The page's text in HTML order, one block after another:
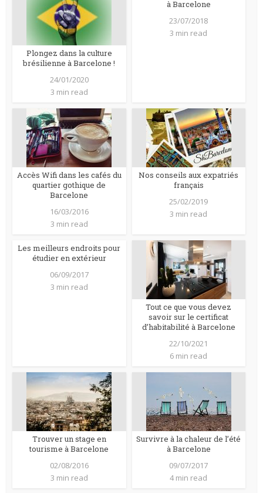
Plongez dans la culture
brésilienne à Barcelone !
24/01/2020
3 min read
à Barcelone
23/07/2018
3 min read
Accès Wifi dans les cafés du
quartier gothique de
Barcelone
16/03/2016
3 min read
Nos conseils aux expatriés
français
25/02/2019
3 min read
Les meilleurs endroits pour
étudier en extérieur
06/09/2017
3 min read
Tout ce que vous devez
savoir sur le certificat
d’habitabilité à Barcelone
22/10/2021
6 min read
Trouver un stage en
tourisme à Barcelone
02/08/2016
3 min read
Survivre à la chaleur de l’été
à Barcelone
09/07/2017
4 min read